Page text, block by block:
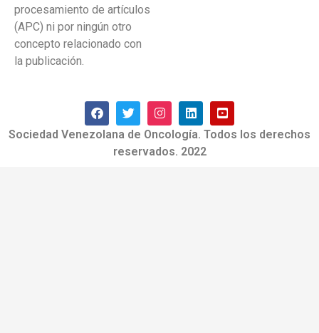
procesamiento de artículos
(APC) ni por ningún otro
concepto relacionado con
la publicación.
Sociedad Venezolana de Oncología. Todos los derechos
reservados. 2022